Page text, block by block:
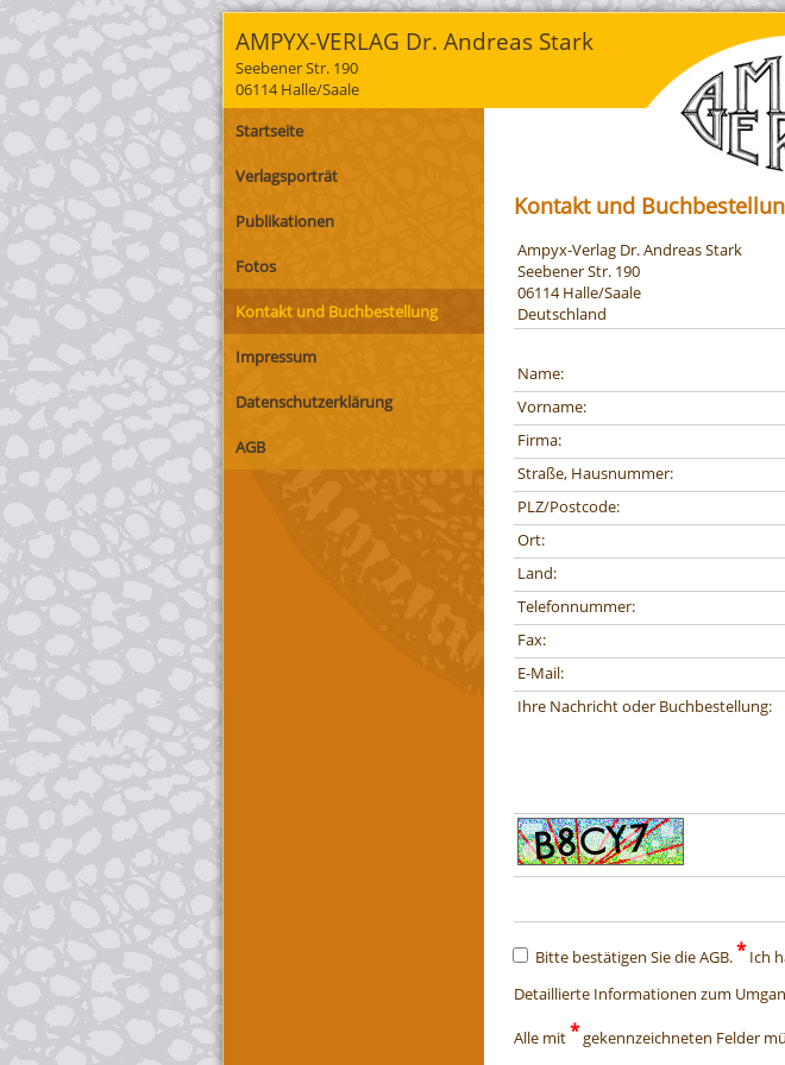
AMPYX-VERLAG Dr. Andreas Stark
Seebener Str. 190
06114 Halle/Saale
Startseite
Verlagsporträt
Publikationen
Fotos
Kontakt und Buchbestellung
Impressum
Datenschutzerklärung
AGB
Kontakt und
Ampyx-Verlag Dr. Andreas Stark
Seebener Str. 190
06114 Halle/Saale
Deutschland
Name:
Vorname:
Firma:
Straße, Hausnummer:
PLZ/Postcode:
Ort:
Land:
Telefonnummer:
Fax:
E-Mail:
Ihre Nachricht oder Buchbestellung:
Bitte bestätigen Sie die AGB.* Ich
Detaillierte Informationen zum
Alle mit*gekennzeichneten Felder